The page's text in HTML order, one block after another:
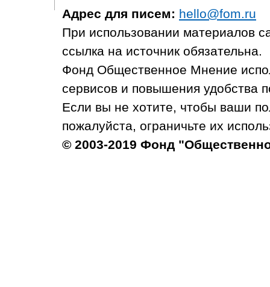
Адрес для писем: hello@fom.ru
При использовании материалов
ссылка на источник обязательна.
Фонд Общественное Мнение
сервисов и повышения удобства
Если вы не хотите, чтобы ваши
пожалуйста, ограничьте их
© 2003-2019 Фонд